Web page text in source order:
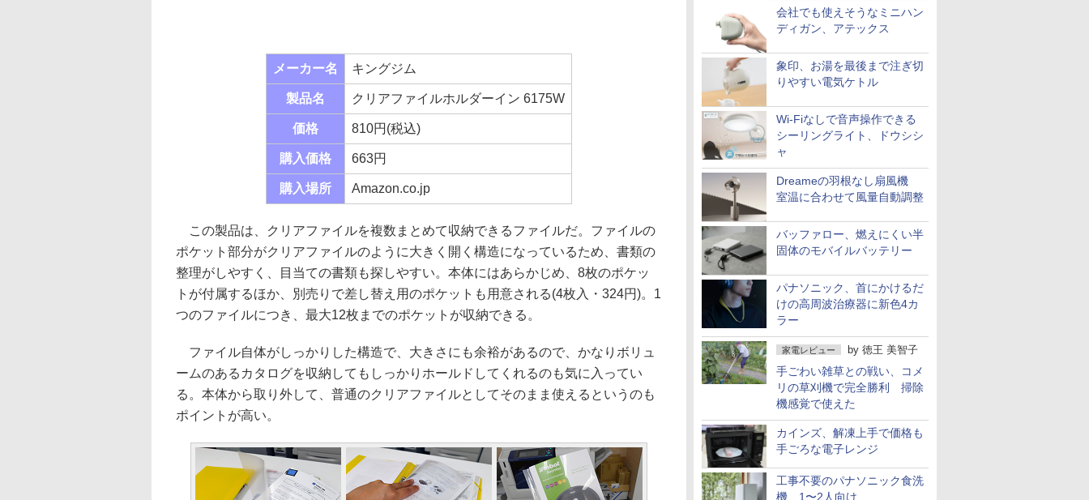
会社でも使えそうなミニハン
ディガン、アテックス
象印、お湯を最後まで注ぎ切
りやすい電気ケトル
Wi-Fiなしで音声操作できる
シーリングライト、ドウシシ
ャ
Dreameの羽根なし扇風機
室温に合わせて風量自動調整
バッファロー、燃えにくい半
固体のモバイルバッテリー
パナソニック、首にかけるだ
けの高周波治療器に新色4カ
ラー
家電レビュー by 徳王 美智子
手ごわい雑草との戦い、コメ
リの草刈機で完全勝利 掃除
機感覚で使えた
カインズ、解凍上手で価格も
手ごろな電子レンジ
工事不要のパナソニック食洗
機 1〜2人向け
メーカー名 キングジム
製品名 クリアファイルホルダーイン 6175W
価格 810円(税込)
購入価格 663円
購入場所 Amazon.co.jp
この製品は、クリアファイルを複数まとめて収納できるファイルだ。ファイルの
ポケット部分がクリアファイルのように大きく開く構造になっているため、書類の
整理がしやすく、目当ての書類も探しやすい。本体にはあらかじめ、8枚のポケッ
トが付属するほか、別売りで差し替え用のポケットも用意される(4枚入・324円)。1
つのファイルにつき、最大12枚までのポケットが収納できる。
ファイル自体がしっかりした構造で、大きさにも余裕があるので、かなりボリュ
ームのあるカタログを収納してもしっかりホールドしてくれるのも気に入ってい
る。本体から取り外して、普通のクリアファイルとしてそのまま使えるというのも
ポイントが高い。